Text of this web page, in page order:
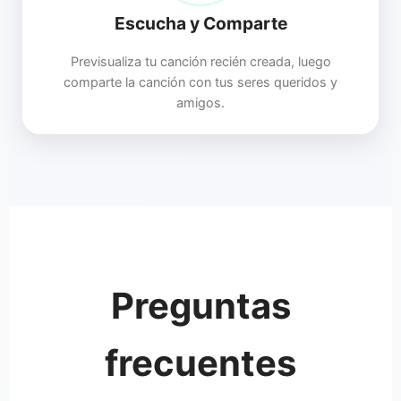
Escucha y Comparte
Previsualiza tu canción recién creada, luego
comparte la canción con tus seres queridos y
amigos.
Preguntas
frecuentes